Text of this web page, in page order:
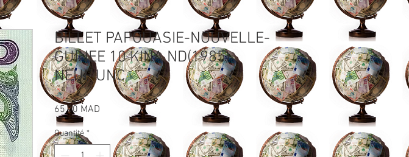
BILLET PAPOUASIE-NOUVELLE-
GUINEE 10 KINA ND(1985)
NEUF UNC
65,00 MAD
Quantité *